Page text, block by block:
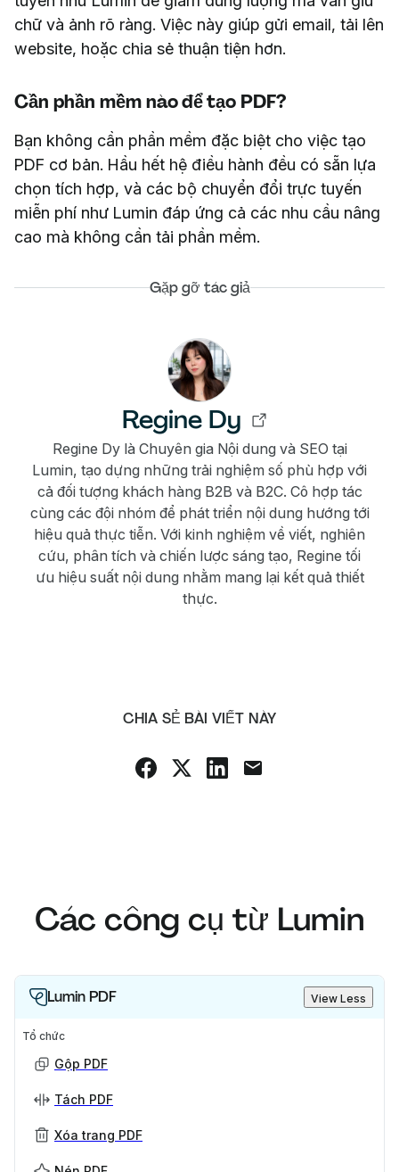
chữ và ảnh rõ ràng. Việc này giúp gửi email, tải lên
website, hoặc chia sẻ thuận tiện hơn.
Cần phần mềm nào để tạo PDF?
Bạn không cần phần mềm đặc biệt cho việc tạo
PDF cơ bản. Hầu hết hệ điều hành đều có sẵn lựa
chọn tích hợp, và các bộ chuyển đổi trực tuyến
miễn phí như Lumin đáp ứng cả các nhu cầu nâng
cao mà không cần tải phần mềm.
Gặp gỡ tác giả
Regine Dy
Regine Dy là Chuyên gia Nội dung và SEO tại
Lumin, tạo dựng những trải nghiệm số phù hợp với
cả đối tượng khách hàng B2B và B2C. Cô hợp tác
cùng các đội nhóm để phát triển nội dung hướng tới
hiệu quả thực tiễn. Với kinh nghiệm về viết, nghiên
cứu, phân tích và chiến lược sáng tạo, Regine tối
ưu hiệu suất nội dung nhằm mang lại kết quả thiết
thực.
CHIA SẺ BÀI VIẾT NÀY
Các công cụ từ Lumin
Lumin PDF View Less
Tổ chức
Gộp PDF
Tách PDF
Xóa trang PDF